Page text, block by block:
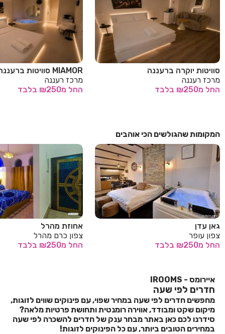
סוויטות יוקרה ברעננה
מרכז רעננה
החל מ₪250 בלבד
MIAMOR סוויטות ברעננה
מרכז רעננה
החל מ₪250 בלבד
המקומות שהגולשים הכי אוהבים
גאן עדן
צפון עופר
החל מ₪250 בלבד
אחוזת מהרל
צפון כרם מהרל
החל מ₪250 בלבד
איירומס - IROOMS
חדרים לפי שעה
מחפשים חדרים לפי שעה במחיר שפוי, עם פינוקים שווים לזוגות,
מיקום שקט ומבודד, אווירה רומנטית ותחושת פרטיות מלאה?
סידרנו לכם כאן באתר מבחר ענק של חדרים להשכרה לפי שעה
במחירים הטובים ביותר, עם כל הפינוקים לזוגות!